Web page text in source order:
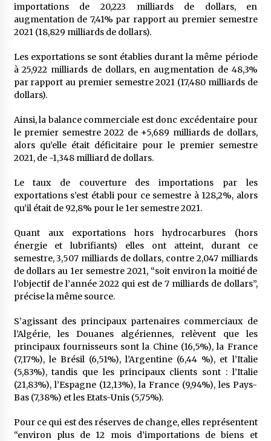
importations de 20,223 milliards de dollars, en
augmentation de 7,41% par rapport au premier semestre
2021 (18,829 milliards de dollars).
Les exportations se sont établies durant la même période
à 25,922 milliards de dollars, en augmentation de 48,3%
par rapport au premier semestre 2021 (17,480 milliards de
dollars).
Ainsi, la balance commerciale est donc excédentaire pour
le premier semestre 2022 de +5,689 milliards de dollars,
alors qu’elle était déficitaire pour le premier semestre
2021, de -1,348 milliard de dollars.
Le taux de couverture des importations par les
exportations s’est établi pour ce semestre à 128,2%, alors
qu’il était de 92,8% pour le 1er semestre 2021.
Quant aux exportations hors hydrocarbures (hors
énergie et lubrifiants) elles ont atteint, durant ce
semestre, 3,507 milliards de dollars, contre 2,047 milliards
de dollars au 1er semestre 2021, “soit environ la moitié de
l’objectif de l’année 2022 qui est de 7 milliards de dollars”,
précise la même source.
S’agissant des principaux partenaires commerciaux de
l’Algérie, les Douanes algériennes, relèvent que les
principaux fournisseurs sont la Chine (16,5%), la France
(7,17%), le Brésil (6,51%), l’Argentine (6,44 %), et l’Italie
(5,83%), tandis que les principaux clients sont : l’Italie
(21,83%), l’Espagne (12,13%), la France (9,94%), les Pays-
Bas (7,38%) et les Etats-Unis (5,75%).
Pour ce qui est des réserves de change, elles représentent
“environ plus de 12 mois d’importations de biens et